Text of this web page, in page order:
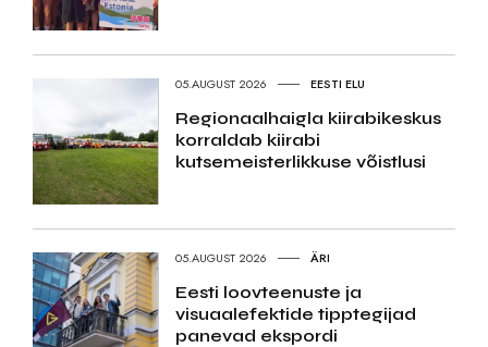
05.AUGUST 2026 EESTI ELU
Regionaalhaigla kiirabikeskus
korraldab kiirabi
kutsemeisterlikkuse võistlusi
05.AUGUST 2026 ÄRI
Eesti loovteenuste ja
visuaalefektide tipptegijad
panevad ekspordi